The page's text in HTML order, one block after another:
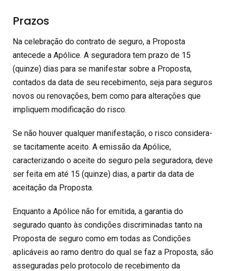
Prazos
Na celebração do contrato de seguro, a Proposta
antecede a Apólice. A seguradora tem prazo de 15
(quinze) dias para se manifestar sobre a Proposta,
contados da data de seu recebimento, seja para seguros
novos ou renovações, bem como para alterações que
impliquem modificação do risco.
Se não houver qualquer manifestação, o risco considera-
se tacitamente aceito. A emissão da Apólice,
caracterizando o aceite do seguro pela seguradora, deve
ser feita em até 15 (quinze) dias, a partir da data de
aceitação da Proposta.
Enquanto a Apólice não for emitida, a garantia do
segurado quanto às condições discriminadas tanto na
Proposta de seguro como em todas as Condições
aplicáveis ao ramo dentro do qual se faz a Proposta, são
asseguradas pelo protocolo de recebimento da